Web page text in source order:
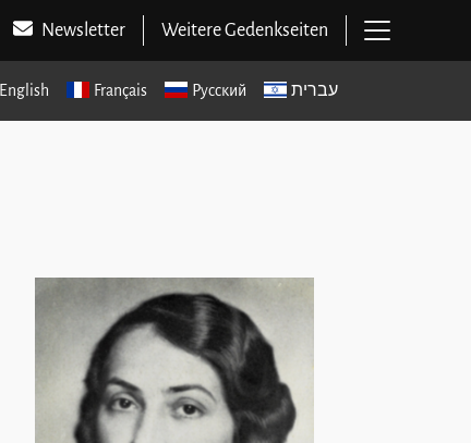
Newsletter Weitere Gedenkseiten
English Français Русский עברית